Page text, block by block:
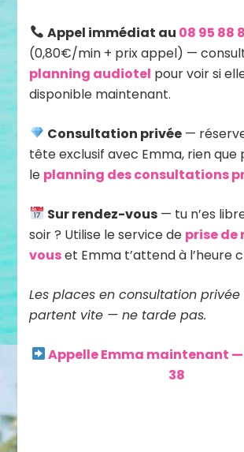
Appel immédiat au 08 95 88
(0,80€/min + prix appel) —
planning audiotel pour voir si
disponible maintenant.
Consultation privée—
tête exclusif avec Emma, rien que
le planning des consultations
Sur rendez-vous— tu n’es
soir ? Utilise le service de prise de
vouset Emma t’attend à l’heure
Les places en consultation
partent vite — ne tarde pas.
Appelle Emma maintenant —
38